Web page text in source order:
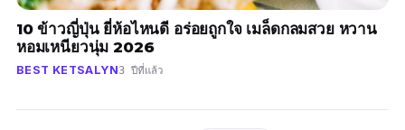
10 ข้าวญี่ปุ่น ยี่ห้อไหนดี อร่อยถูกใจ เมล็ดกลมสวย หวาน
หอมเหนียวนุ่ม 2026
BEST KETSALYN3 ปีที่แล้ว